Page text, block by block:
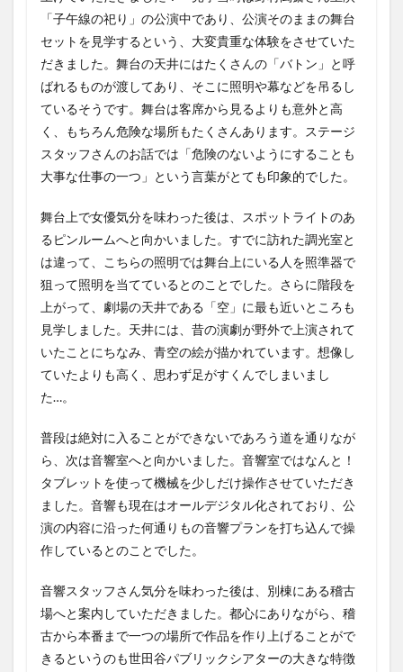
「子午線の祀り」の公演中であり、公演そのままの舞台
セットを見学するという、大変貴重な体験をさせていた
だきました。舞台の天井にはたくさんの「バトン」と呼
ばれるものが渡してあり、そこに照明や幕などを吊るし
ているそうです。舞台は客席から見るよりも意外と高
く、もちろん危険な場所もたくさんあります。ステージ
スタッフさんのお話では「危険のないようにすることも
大事な仕事の一つ」という言葉がとても印象的でした。
舞台上で女優気分を味わった後は、スポットライトのあ
るピンルームへと向かいました。すでに訪れた調光室と
は違って、こちらの照明では舞台上にいる人を照準器で
狙って照明を当てているとのことでした。さらに階段を
上がって、劇場の天井である「空」に最も近いところも
見学しました。天井には、昔の演劇が野外で上演されて
いたことにちなみ、青空の絵が描かれています。想像し
ていたよりも高く、思わず足がすくんでしまいまし
た…。
普段は絶対に入ることができないであろう道を通りなが
ら、次は音響室へと向かいました。音響室ではなんと！
タブレットを使って機械を少しだけ操作させていただき
ました。音響も現在はオールデジタル化されており、公
演の内容に沿った何通りもの音響プランを打ち込んで操
作しているとのことでした。
音響スタッフさん気分を味わった後は、別棟にある稽古
場へと案内していただきました。都心にありながら、稽
古から本番まで一つの場所で作品を作り上げることがで
きるというのも世田谷パブリックシアターの大きな特徴